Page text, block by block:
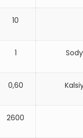
10
1
0,60
2600